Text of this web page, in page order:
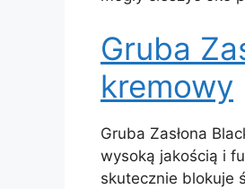
Gruba
kremowy
Gruba Zasłona
wysoką jakością i
skutecznie blokuje